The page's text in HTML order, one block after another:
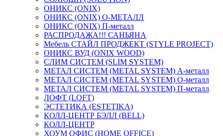
ОНИКС (ONIX)
ОНИКС (ONIX) O-МЕТАЛЛ
ОНИКС (ONIX) П-металл
РАСПРОДАЖА!!! САНЬЯНА
Мебель СТАЙЛ ПРОДЖЕКТ (STYLE PROJECT)
ОНИКС ВУД (ONIX WOOD)
СЛИМ СИСТЕМ (SLIM SYSTEM)
МЕТАЛ СИСТЕМ (METAL SYSTEM) А-металл
МЕТАЛ СИСТЕМ (METAL SYSTEM) О-металл
МЕТАЛ СИСТЕМ (METAL SYSTEM) П-металл
ЛОФТ (LOFT)
ЭСТЕТИКА (ESTETIKA)
КОЛЛ-ЦЕНТР БЭЛЛ (BELL)
КОЛЛ-ЦЕНТР
ХОУМ ОФИС (HOME OFFICE)